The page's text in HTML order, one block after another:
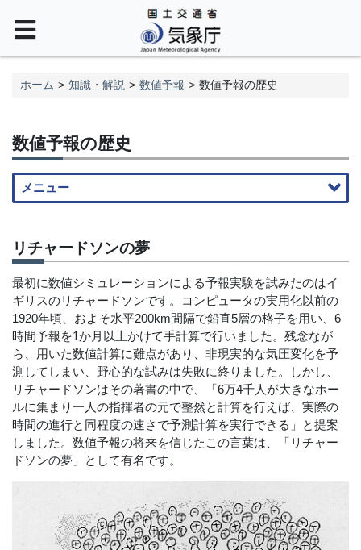
ホーム 知識・解説 数値予報 数値予報の歴史
数値予報の歴史
メニュー
リチャードソンの夢
最初に数値シミュレーションによる予報実験を試みたのはイ
ギリスのリチャードソンです。コンピュータの実用化以前の
1920年頃、およそ水平200km間隔で鉛直5層の格子を用い、6
時間予報を1か月以上かけて手計算で行いました。残念なが
ら、用いた数値計算に難点があり、非現実的な気圧変化を予
測してしまい、野心的な試みは失敗に終りました。しかし、
リチャードソンはその著書の中で、「6万4千人が大きなホー
ルに集まり一人の指揮者の元で整然と計算を行えば、実際の
時間の進行と同程度の速さで予測計算を実行できる」と提案
しました。数値予報の将来を信じたこの言葉は、「リチャー
ドソンの夢」として有名です。